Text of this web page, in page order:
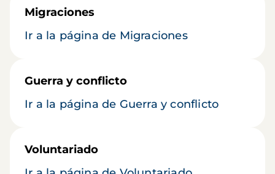
Migraciones
Ir a la página de Migraciones
Guerra y conflicto
Ir a la página de Guerra y conflicto
Voluntariado